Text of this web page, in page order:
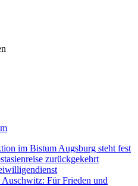
im Bistum Augsburg steht fest
zurückgekehrt
Für Frieden und